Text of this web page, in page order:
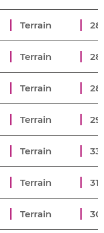
Terrain
Terrain
Terrain
Terrain
Terrain
Terrain
Terrain